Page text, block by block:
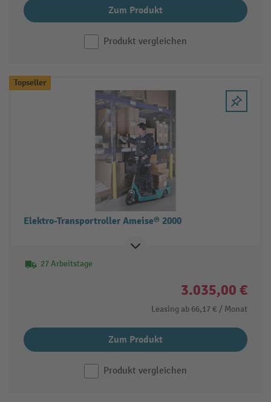
Zum Produkt
Produkt vergleichen
Topseller
Elektro-Transportroller Ameise® 2000
27 Arbeitstage
3.035,00 €
Leasing ab 66,17 € / Monat
Zum Produkt
Produkt vergleichen